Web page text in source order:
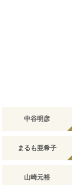
中谷明彦
まるも亜希子
山崎元裕